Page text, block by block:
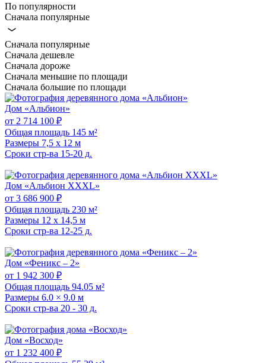
По популярности
Сначала популярные
Сначала популярные
Сначала дешевле
Сначала дороже
Сначала меньшие по площади
Сначала большие по площади
Дом «Альбион»
от 2 714 100 ₽
Общая площадь 145 м²
Размеры 7,5 х 12 м
Сроки стр-ва 15-20 д.
Дом «Альбион XXXL»
от 3 686 900 ₽
Общая площадь 230 м²
Размеры 12 х 14,5 м
Сроки стр-ва 12-25 д.
Дом «Феникс – 2»
от 1 942 300 ₽
Общая площадь 94.05 м²
Размеры 6.0 × 9.0 м
Сроки стр-ва 20 - 30 д.
Дом «Восход»
от 1 232 400 ₽